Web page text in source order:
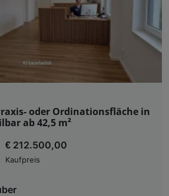
oder Ordinationsfläche in
ab 42,5 m²
€ 212.500,00
Kaufpreis